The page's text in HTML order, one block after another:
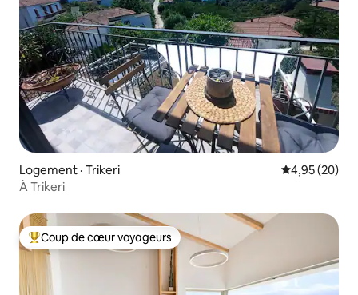
Logement · Trikeri Note
4,95 (20)
À Trikeri
Coup de cœur voyageurs parmi les plus aimés
Coup de cœur voyageurs